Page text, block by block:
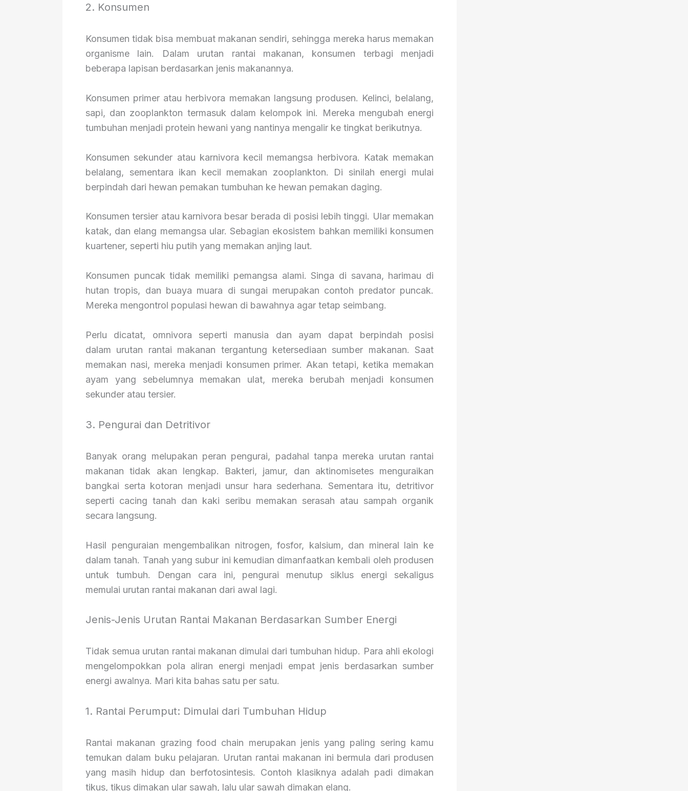
2. Konsumen
Konsumen tidak bisa membuat makanan sendiri, sehingga mereka harus memakan
organisme lain. Dalam urutan rantai makanan, konsumen terbagi menjadi
beberapa lapisan berdasarkan jenis makanannya.
Konsumen primer atau herbivora memakan langsung produsen. Kelinci, belalang,
sapi, dan zooplankton termasuk dalam kelompok ini. Mereka mengubah energi
tumbuhan menjadi protein hewani yang nantinya mengalir ke tingkat berikutnya.
Konsumen sekunder atau karnivora kecil memangsa herbivora. Katak memakan
belalang, sementara ikan kecil memakan zooplankton. Di sinilah energi mulai
berpindah dari hewan pemakan tumbuhan ke hewan pemakan daging.
Konsumen tersier atau karnivora besar berada di posisi lebih tinggi. Ular memakan
katak, dan elang memangsa ular. Sebagian ekosistem bahkan memiliki konsumen
kuartener, seperti hiu putih yang memakan anjing laut.
Konsumen puncak tidak memiliki pemangsa alami. Singa di savana, harimau di
hutan tropis, dan buaya muara di sungai merupakan contoh predator puncak.
Mereka mengontrol populasi hewan di bawahnya agar tetap seimbang.
Perlu dicatat, omnivora seperti manusia dan ayam dapat berpindah posisi
dalam urutan rantai makanan tergantung ketersediaan sumber makanan. Saat
memakan nasi, mereka menjadi konsumen primer. Akan tetapi, ketika memakan
ayam yang sebelumnya memakan ulat, mereka berubah menjadi konsumen
sekunder atau tersier.
3. Pengurai dan Detritivor
Banyak orang melupakan peran pengurai, padahal tanpa mereka urutan rantai
makanan tidak akan lengkap. Bakteri, jamur, dan aktinomisetes menguraikan
bangkai serta kotoran menjadi unsur hara sederhana. Sementara itu, detritivor
seperti cacing tanah dan kaki seribu memakan serasah atau sampah organik
secara langsung.
Hasil penguraian mengembalikan nitrogen, fosfor, kalsium, dan mineral lain ke
dalam tanah. Tanah yang subur ini kemudian dimanfaatkan kembali oleh produsen
untuk tumbuh. Dengan cara ini, pengurai menutup siklus energi sekaligus
memulai urutan rantai makanan dari awal lagi.
Jenis-Jenis Urutan Rantai Makanan Berdasarkan Sumber Energi
Tidak semua urutan rantai makanan dimulai dari tumbuhan hidup. Para ahli ekologi
mengelompokkan pola aliran energi menjadi empat jenis berdasarkan sumber
energi awalnya. Mari kita bahas satu per satu.
1. Rantai Perumput: Dimulai dari Tumbuhan Hidup
Rantai makanan grazing food chain merupakan jenis yang paling sering kamu
temukan dalam buku pelajaran. Urutan rantai makanan ini bermula dari produsen
yang masih hidup dan berfotosintesis. Contoh klasiknya adalah padi dimakan
tikus, tikus dimakan ular sawah, lalu ular sawah dimakan elang.